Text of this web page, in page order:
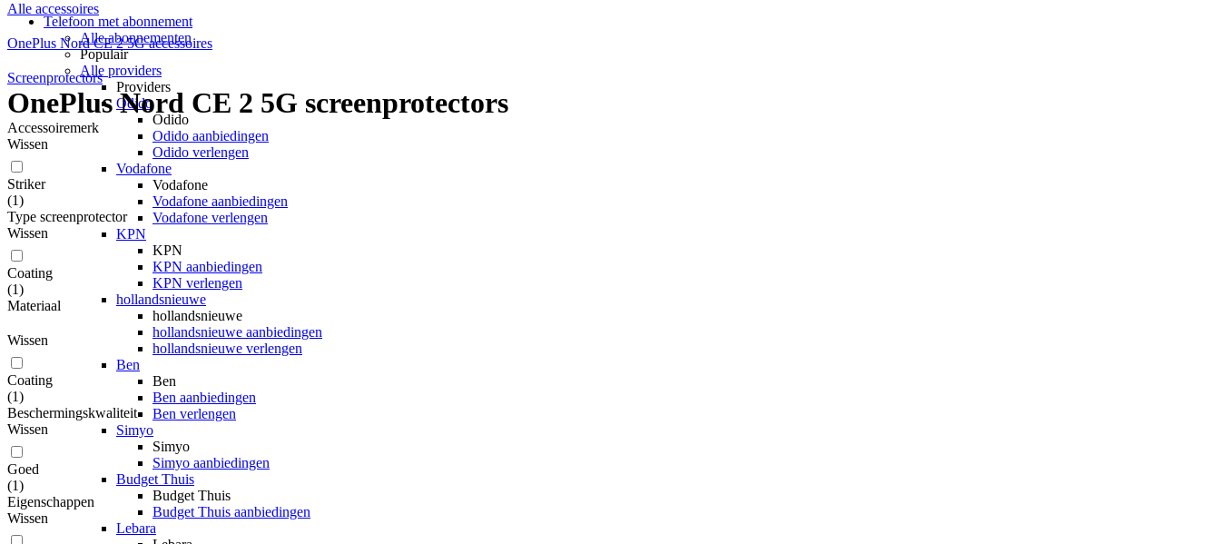
Telefoon met abonnement
Alle abonnementen
Populair
Alle providers
Providers
Odido
Odido
Odido aanbiedingen
Odido verlengen
Vodafone
Vodafone
Vodafone aanbiedingen
Vodafone verlengen
KPN
KPN
KPN aanbiedingen
KPN verlengen
hollandsnieuwe
hollandsnieuwe
hollandsnieuwe aanbiedingen
hollandsnieuwe verlengen
Ben
Ben
Ben aanbiedingen
Ben verlengen
Simyo
Simyo
Simyo aanbiedingen
Budget Thuis
Budget Thuis
Budget Thuis aanbiedingen
Lebara
Alle accessoires
OnePlus Nord CE 2 5G accessoires
Screenprotectors
OnePlus Nord CE 2 5G screenprotectors
Accessoiremerk
Wissen
Striker
(1)
Type screenprotector
Wissen
Coating
(1)
Materiaal
Wissen
Coating
(1)
Beschermingskwaliteit
Wissen
Goed
(1)
Eigenschappen
Wissen